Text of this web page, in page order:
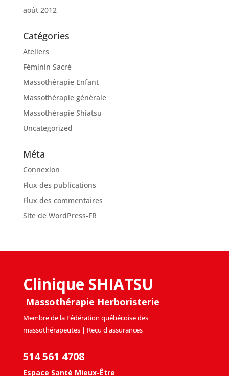
août 2012
Catégories
Ateliers
Féminin Sacré
Massothérapie Enfant
Massothérapie générale
Massothérapie Shiatsu
Uncategorized
Méta
Connexion
Flux des publications
Flux des commentaires
Site de WordPress-FR
Clinique SHIATSU
Massothérapie Herboristerie
Membre de la Fédération québécoise des
massothérapeutes | Reçu d'assurances
514 561 4708
Espace Santé Mieux-Être